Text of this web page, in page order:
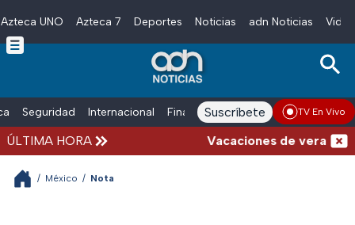
Skip to main content
Azteca UNO Azteca 7 Deportes Noticias adn Noticias
Seguridad Internacional Finanzas adn Noticias Radio
Suscríbete TV En Vivo
ÚLTIMA HORA Vacaciones de verano
/ México / Nota